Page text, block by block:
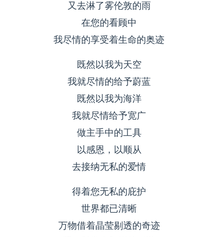
又去淋了雾伦敦的雨
在您的看顾中
我尽情的享受着生命的奥迹
既然以我为天空
我就尽情的给予蔚蓝
既然以我为海洋
我就尽情给予宽广
做主手中的工具
以感恩，以顺从
去接纳无私的爱情
得着您无私的庇护
世界都已清晰
万物借着晶莹剔透的奇迹